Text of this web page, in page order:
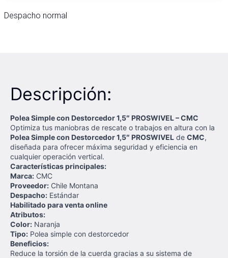
Despacho normal
Descripción:
Polea Simple con Destorcedor 1,5″ PROSWIVEL – CMC
Optimiza tus maniobras de rescate o trabajos en altura con la
Polea Simple con Destorcedor 1,5″ PROSWIVEL de CMC,
diseñada para ofrecer máxima seguridad y eficiencia en
cualquier operación vertical.
Características principales:
Marca: CMC
Proveedor: Chile Montana
Despacho: Estándar
Habilitado para venta online
Atributos:
Color: Naranja
Tipo: Polea simple con destorcedor
Beneficios:
Reduce la torsión de la cuerda gracias a su sistema de